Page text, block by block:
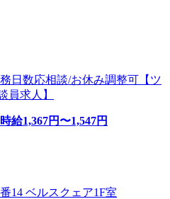
日数応相談/お休み調整可【ツ
員求人】
時給1,367円〜1,547円
14 ベルスクェア1F室